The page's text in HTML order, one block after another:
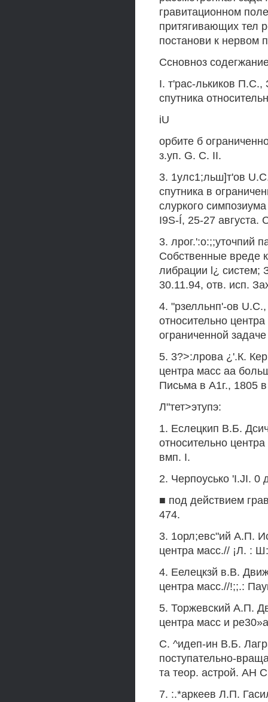
гравитационном
притягивающих тел
постанови к нервом
Ссновноз
I. т'рас-лькиков
спутника
iU
орбите б
з.уп. G. С. II.
3. 1улс1;льш]т'ов
спутника в
слуркого
I9S-Í, 25-27 августа.
3. лрог.':о:;;уточпий
Собственные вреде
либрации l¿ систем;
30.11.94, отв. исп.
4. "рзелльнп'-ов
относительно
ограниченной
5. 3?>:лрова ¿'.К.
центра масс аа
Письма в А1г., 1805
Л"тет>этупэ:
1. Еслецкип В.Б.
относительно
вмп. I.
2. Черпоусько 'I.JI. 0
■ под действием
474.
3. 1орл;евс"ий А.П.
центра масс.// ¡Л. :
4. Еелецкзй в.В.
центра масс.//!;;.:
5. Торжевский А.П.
центра масс и
С. ^идеп-ин В.Б.
поступательно-
та теор. астрой. АН
7. :.*аркеев Л.П.